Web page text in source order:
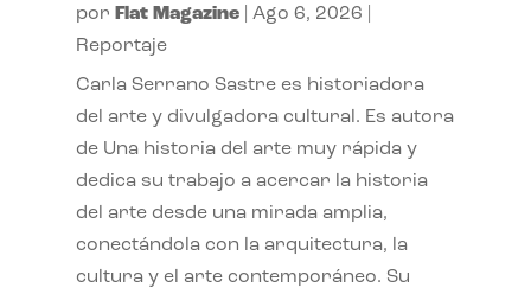
por Flat Magazine| Ago 6, 2026
Reportaje
Carla Serrano Sastre es historiadora
del arte y divulgadora cultural. Es autora
de Una historia del arte muy rápida y
dedica su trabajo a acercar la historia
del arte desde una mirada amplia,
conectándola con la arquitectura, la
cultura y el arte contemporáneo. Su